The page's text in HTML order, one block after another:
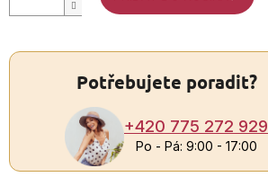
Potřebujete poradit?
+420 775 272 929
Po - Pá: 9:00 - 17:00